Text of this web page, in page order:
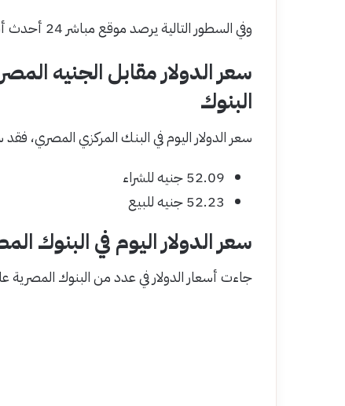
وفي السطور التالية يرصد موقع مباشر 24 أحدث أسعار الدولار في البنوك المصرية خلال بداية تعاملات اليوم.
البنوك
سعر الدولار اليوم في البنك المركزي المصري،
52.09 جنيه للشراء
52.23 جنيه للبيع
سعر الدولار اليوم في البنوك
جاءت أسعار الدولار في عدد من البنوك المصرية